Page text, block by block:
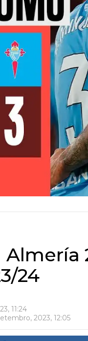
Almería
24
11:24
2023, 12:05